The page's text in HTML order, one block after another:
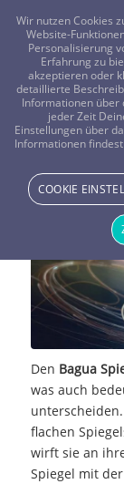
Den
Den Bagua
was auch
flachen
wirft sie an
Spiegel mit
Wir nutzen Cookies
Website-
Personalisierung
Erfahrung zu
akzeptieren oder
detaillierte
Informationen über
jeder Zeit
Einstellungen über
Informationen
COOKIE